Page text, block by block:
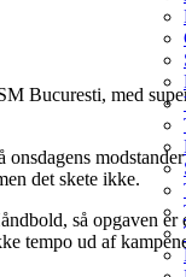
Bucuresti, med
det skete ikke.
så opgaven
tempo ud af